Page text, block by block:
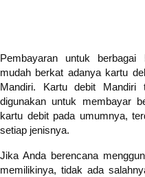
Pembayaran untuk berbagai
mudah berkat adanya kartu
Mandiri. Kartu debit
digunakan untuk membayar
kartu debit pada umumnya,
setiap jenisnya.
Jika Anda berencana
memilikinya, tidak ada